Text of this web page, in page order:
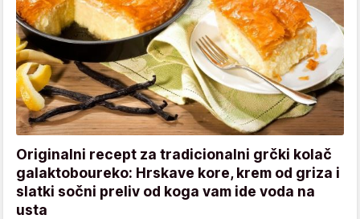
Originalni recept za tradicionalni grčki kolač
galaktoboureko: Hrskave kore, krem od griza i
slatki sočni preliv od koga vam ide voda na
usta